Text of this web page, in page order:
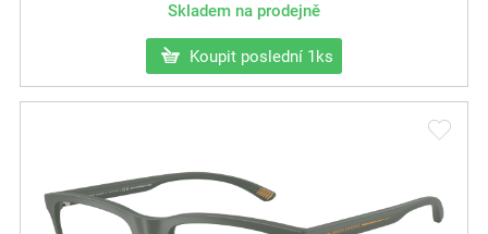
Skladem na prodejně
Koupit poslední 1ks